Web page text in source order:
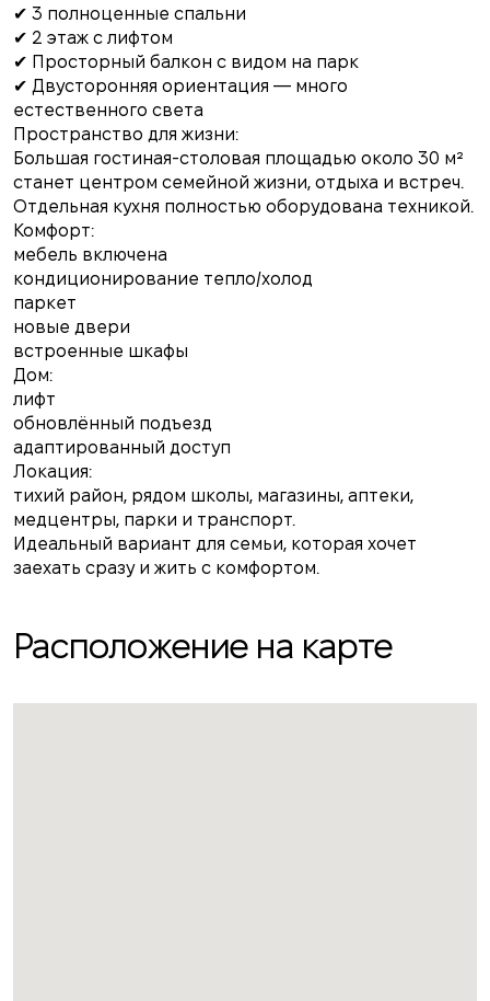
✔ 3 полноценные спальни
✔ 2 этаж с лифтом
✔ Просторный балкон с видом на парк
✔ Двусторонняя ориентация — много
естественного света
Пространство для жизни:
Большая гостиная-столовая площадью около 30 м²
станет центром семейной жизни, отдыха и встреч.
Отдельная кухня полностью оборудована техникой.
Комфорт:
мебель включена
кондиционирование тепло/холод
паркет
новые двери
встроенные шкафы
Дом:
лифт
обновлённый подъезд
адаптированный доступ
Локация:
тихий район, рядом школы, магазины, аптеки,
медцентры, парки и транспорт.
Идеальный вариант для семьи, которая хочет
заехать сразу и жить с комфортом.
Расположение на карте